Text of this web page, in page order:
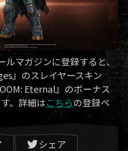
ルマガジンに登録すると、
』のスレイヤースキン
Eternal』のボーナス
。詳細はこちらの登録ペ
シェア